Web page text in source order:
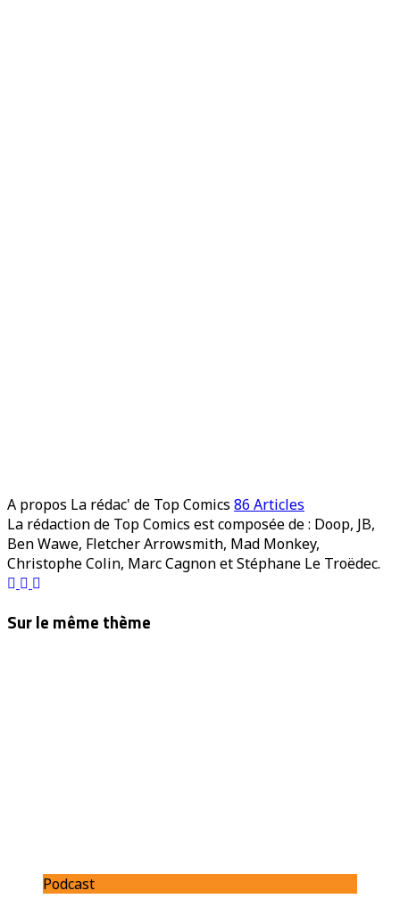
A propos La rédac' de Top Comics 86 Articles
La rédaction de Top Comics est composée de : Doop, JB,
Ben Wawe, Fletcher Arrowsmith, Mad Monkey,
Christophe Colin, Marc Cagnon et Stéphane Le Troëdec.
SiteFacebook
Sur le même thème
Podcast